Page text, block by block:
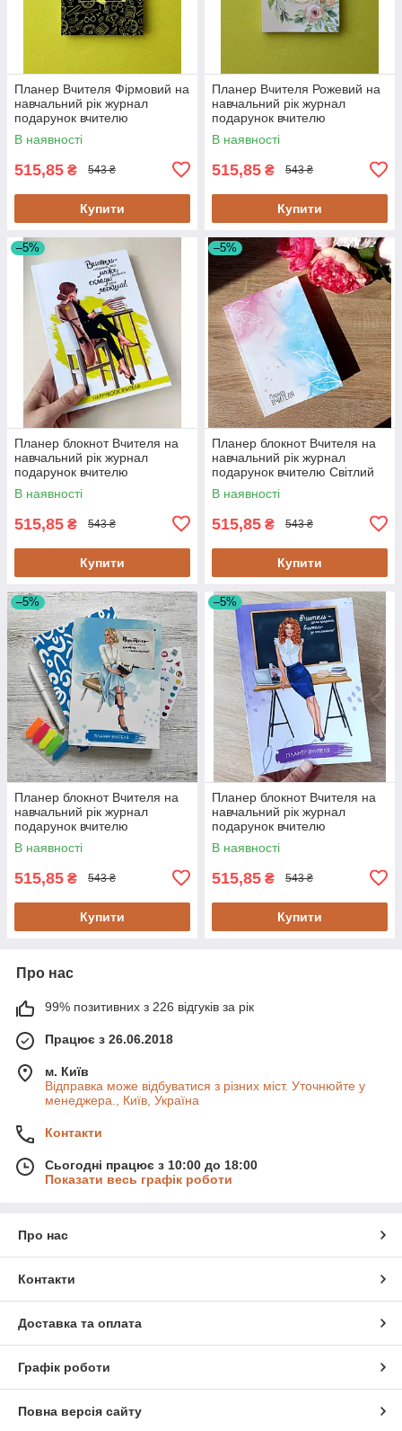
Планер Вчителя Фірмовий на
навчальний рік журнал
подарунок вчителю
В наявності
515,85 ₴ 543 ₴
Купити
Планер Вчителя Рожевий на
навчальний рік журнал
подарунок вчителю
В наявності
515,85 ₴ 543 ₴
Купити
–5%
Планер блокнот Вчителя на
навчальний рік журнал
подарунок вчителю
В наявності
515,85 ₴ 543 ₴
Купити
–5%
Планер блокнот Вчителя на
навчальний рік журнал
подарунок вчителю Світлий
В наявності
515,85 ₴ 543 ₴
Купити
–5%
Планер блокнот Вчителя на
навчальний рік журнал
подарунок вчителю
Блакитний
В наявності
515,85 ₴ 543 ₴
Купити
–5%
Планер блокнот Вчителя на
навчальний рік журнал
подарунок вчителю
Фіолетовий
В наявності
515,85 ₴ 543 ₴
Купити
Про нас
99% позитивних з 226 відгуків за рік
Працює з 26.06.2018
м. Київ
Відправка може відбуватися з різних міст. Уточнюйте у
менеджера., Київ, Україна
Контакти
Сьогодні працює з 10:00 до 18:00
Показати весь графік роботи
Про нас
Контакти
Доставка та оплата
Графік роботи
Повна версія сайту